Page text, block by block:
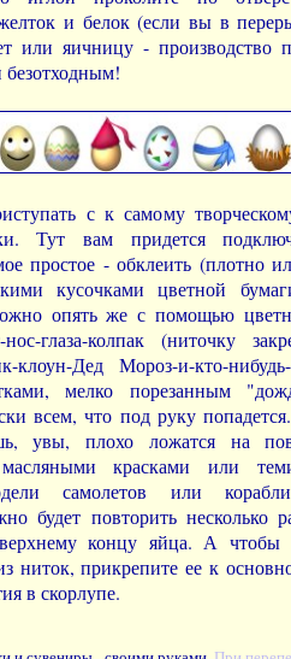
и белок (если вы в
или яичницу - производство
безотходным!
с к самому
Тут вам придется
простое - обклеить (плотно
кусочками цветной
опять же с помощью
глаза-колпак (ниточку
клоун-Дед Мороз-и-кто-
мелко порезанным
всем, что под руку
увы, плохо ложатся на
масляными красками или
самолетов или
будет повторить несколько
концу яйца. А чтобы
ниток, прикрепите ее к
в скорлупе.